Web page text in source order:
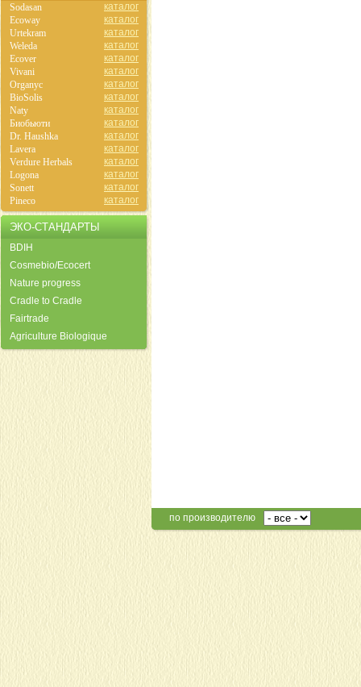
по производителю
Sodasan
каталог
Ecoway
каталог
Urtekram
каталог
Weleda
каталог
Ecover
каталог
Vivani
каталог
Organyc
каталог
BioSolis
каталог
Naty
каталог
Биобьюти
каталог
Dr. Haushka
каталог
Lavera
каталог
Verdure Herbals
каталог
Logona
каталог
Sonett
каталог
Pineco
каталог
ЭКО-СТАНДАРТЫ
BDIH
Cosmebio/Ecocert
Nature progress
Cradle to Cradle
Fairtrade
Agriculture Biologique